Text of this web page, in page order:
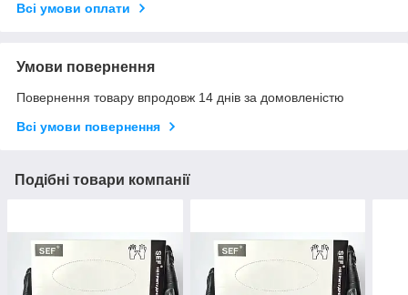
Всі умови оплати
Умови повернення
Повернення товару впродовж 14 днів за домовленістю
Всі умови повернення
Подібні товари компанії